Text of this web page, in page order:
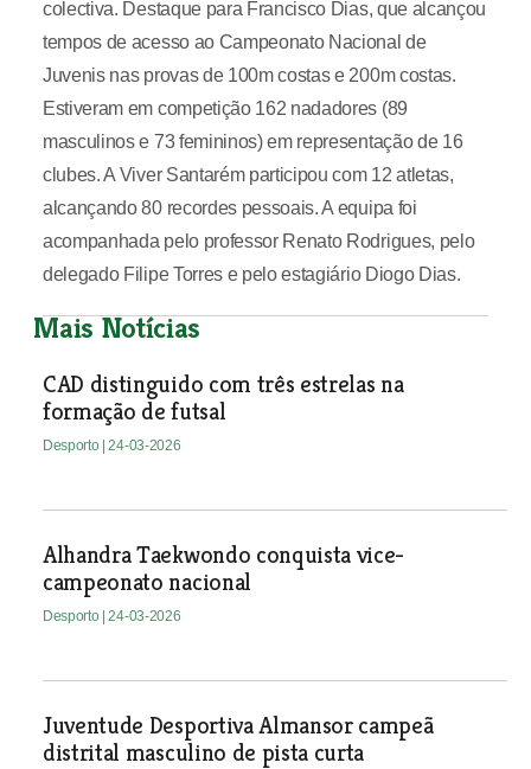
colectiva. Destaque para Francisco Dias, que alcançou
tempos de acesso ao Campeonato Nacional de
Juvenis nas provas de 100m costas e 200m costas.
Estiveram em competição 162 nadadores (89
masculinos e 73 femininos) em representação de 16
clubes. A Viver Santarém participou com 12 atletas,
alcançando 80 recordes pessoais. A equipa foi
acompanhada pelo professor Renato Rodrigues, pelo
delegado Filipe Torres e pelo estagiário Diogo Dias.
Mais Notícias
CAD distinguido com três estrelas na
formação de futsal
Desporto | 24-03-2026
Alhandra Taekwondo conquista vice-
campeonato nacional
Desporto | 24-03-2026
Juventude Desportiva Almansor campeã
distrital masculino de pista curta